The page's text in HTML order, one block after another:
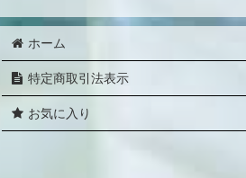
ホーム
特定商取引法表示
お気に入り